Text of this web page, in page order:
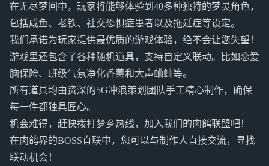
在无尽梦回中，玩家将能够体验到40多种独特的梦灵角色，
包括咸鱼、老铁、社交恐惧症患者以及拖延症等设定。
我们承诺为玩家提供最优质的游戏体验，绝不会让您失望！
游戏里还包含了各种随机道具，支持自定义联动。比如恋爱
脑保险、班级气氛净化香薰和大声蛐蛐等。
所有道具均由资深的5G冲浪策划团队手工精心制作，确保
每一件都独具匠心。
机会难得，赶快拨打梦乡热线，加入我们的肉鸽联盟吧！
在肉鸽界的BOSS直联中，您可以与制作人直接交流，寻找
联动机会！